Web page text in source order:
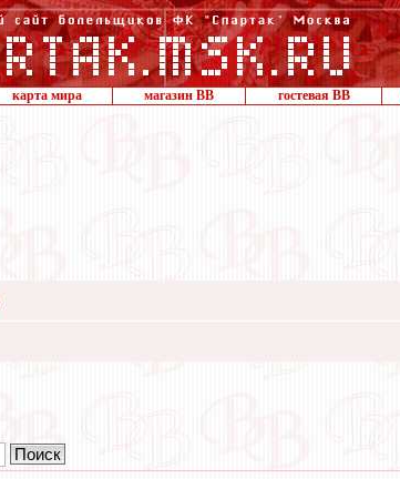
карта мира магазин ВВ гостевая ВВ